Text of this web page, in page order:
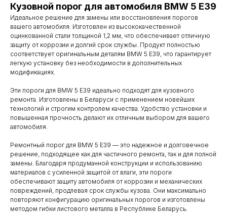
Кузовной порог для автомобиля BMW 5 E39
Идеальное решение для замены или восстановления порогов
вашего автомобиля. Изготовлен из высококачественной
оцинкованной стали толщиной 1,2 мм, что обеспечивает отличную
защиту от коррозии и долгий срок службы. Продукт полностью
соответствует оригинальным деталям BMW 5 E39, что гарантирует
легкую установку без необходимости в дополнительных
модификациях.
Эти пороги для BMW 5 E39 идеально подходят для кузовного
ремонта. Изготовлены в Беларуси с применением новейших
технологий и строгим контролем качества. Удобство установки и
повышенная прочность делают их отличным выбором для вашего
автомобиля.
Ремонтный порог для BMW 5 E39 — это надежное и долговечное
решение, подходящее как для частичного ремонта, так и для полной
замены. Благодаря продуманной конструкции и использованию
материалов с усиленной защитой от влаги, эти пороги
обеспечивают защиту автомобиля от коррозии и механических
повреждений, продлевая срок службы кузова. Они максимально
повторяют конфигурацию оригинальных порогов и изготовлены
методом гибки листового металла в Республике Беларусь.